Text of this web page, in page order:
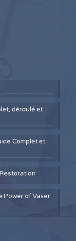
déroulé et
Complet et
Power of Vaser